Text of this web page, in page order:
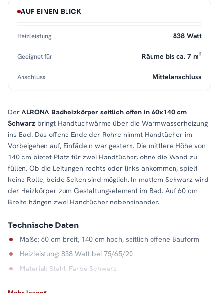
Der ALRONA Badheizkörper seitlich offen in 60x140 cm
Schwarz bringt Handtuchwärme über die Warmwasserheizung
ins Bad. Das offene Ende der Rohre nimmt Handtücher im
Vorbeigehen auf, Einfädeln war gestern. Die mittlere Höhe von
140 cm bietet Platz für zwei Handtücher, ohne die Wand zu
füllen. Ob die Leitungen rechts oder links ankommen, spielt
keine Rolle, beide Seiten sind möglich. In mattem Schwarz wird
der Heizkörper zum Gestaltungselement im Bad. Auf 60 cm
Breite hängen zwei Handtücher nebeneinander.
Technische Daten
Maße: 60 cm breit, 140 cm hoch, seitlich offene Bauform
Heizleistung: 838 Watt bei 75/65/20
Material: Stahl, Farbe Schwarz
AUF EINEN BLICK
Heizleistung 838 Watt
Geeignet für Räume bis ca. 7 m²
Anschluss Mittelanschluss